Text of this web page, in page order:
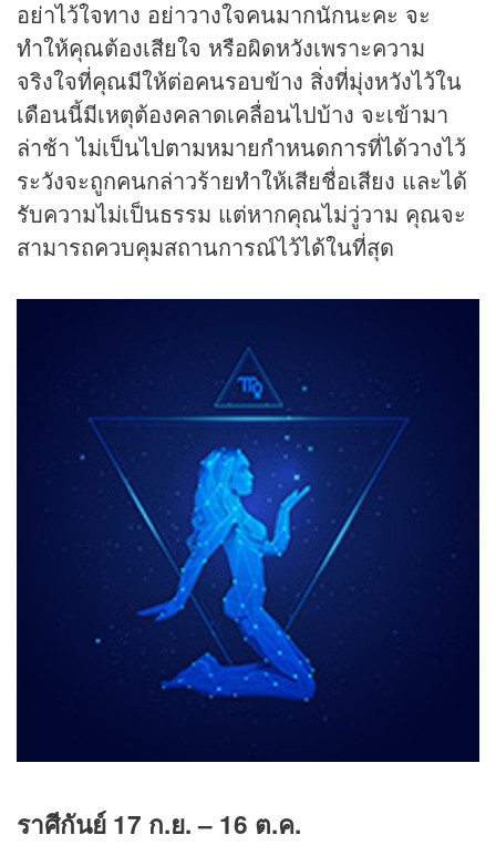
อย่าไว้ใจทาง อย่าวางใจคนมากนักนะคะ จะ
ทำให้คุณต้องเสียใจ หรือผิดหวังเพราะความ
จริงใจที่คุณมีให้ต่อคนรอบข้าง สิ่งที่มุ่งหวังไว้ใน
เดือนนี้มีเหตุต้องคลาดเคลื่อนไปบ้าง จะเข้ามา
ล่าช้า ไม่เป็นไปตามหมายกำหนดการที่ได้วางไว้
ระวังจะถูกคนกล่าวร้ายทำให้เสียชื่อเสียง และได้
รับความไม่เป็นธรรม แต่หากคุณไม่วู่วาม คุณจะ
สามารถควบคุมสถานการณ์ไว้ได้ในที่สุด
ราศีกันย์ 17 ก.ย. – 16 ต.ค.